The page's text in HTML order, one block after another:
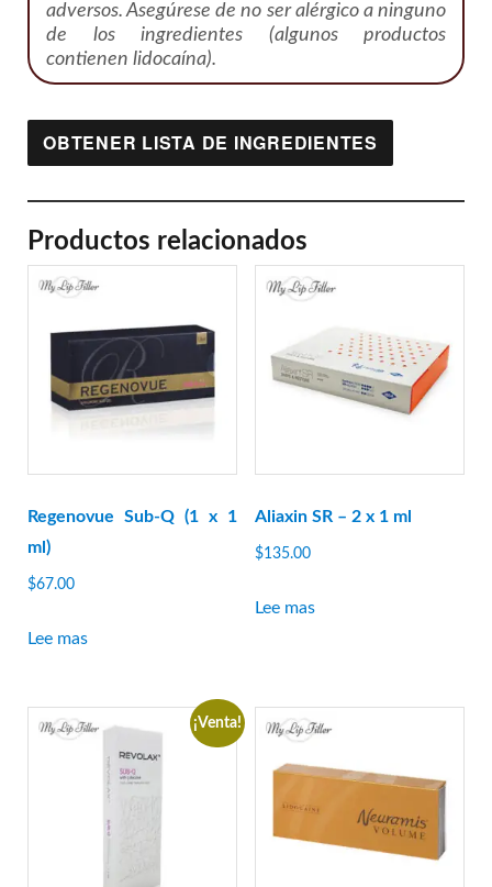
adversos. Asegúrese de no ser alérgico a ninguno
de los ingredientes (algunos productos
contienen lidocaína).
OBTENER LISTA DE INGREDIENTES
Productos relacionados
Regenovue Sub-Q (1 x 1
ml)
$67.00
Lee mas
Aliaxin SR – 2 x 1 ml
$135.00
Lee mas
¡Venta!